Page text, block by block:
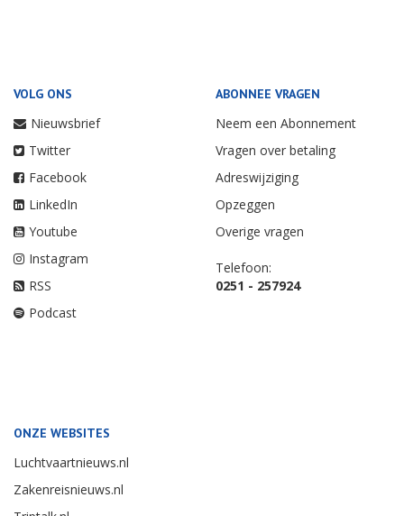
VOLG ONS
Nieuwsbrief
Twitter
Facebook
LinkedIn
Youtube
Instagram
RSS
Podcast
ABONNEE VRAGEN
Neem een Abonnement
Vragen over betaling
Adreswijziging
Opzeggen
Overige vragen
Telefoon:
0251 - 257924
ONZE WEBSITES
Luchtvaartnieuws.nl
Zakenreisnieuws.nl